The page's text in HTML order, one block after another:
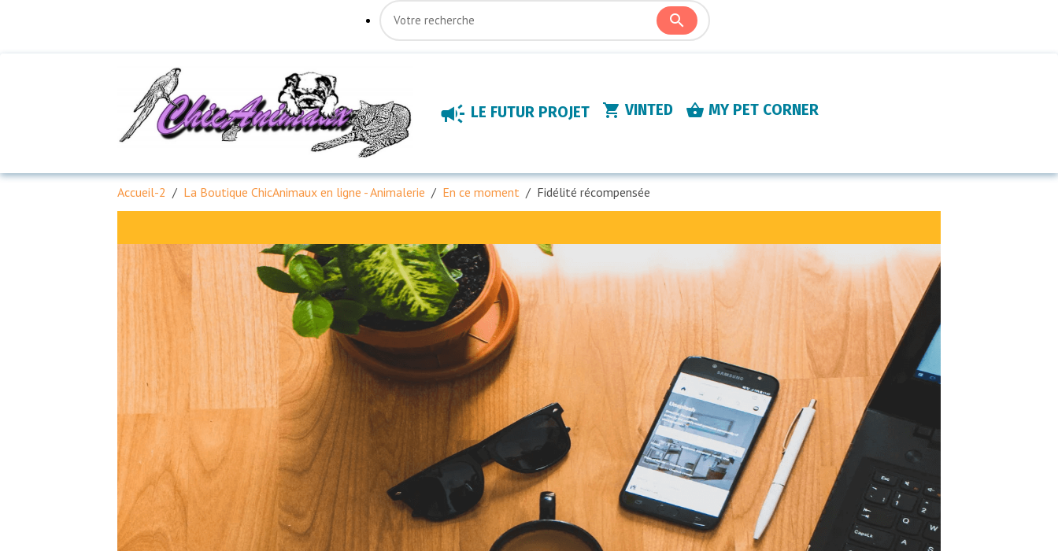
LE FUTUR PROJET VINTED MY PET CORNER
Accueil-2 La Boutique ChicAnimaux en ligne - Animalerie En ce moment Fidélité récompensée